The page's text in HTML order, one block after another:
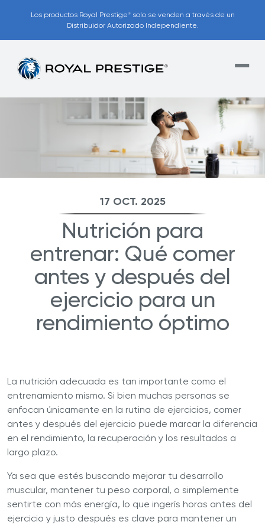
Los productos Royal Prestige®solo se venden a través de un
Distribuidor Autorizado Independiente.
17 OCT. 2025
Nutrición para
entrenar: Qué comer
antes y después del
ejercicio para un
rendimiento óptimo
La nutrición adecuada es tan importante como el
entrenamiento mismo. Si bien muchas personas se
enfocan únicamente en la rutina de ejercicios, comer
antes y después del ejercicio puede marcar la diferencia
en el rendimiento, la recuperación y los resultados a
largo plazo.
Ya sea que estés buscando mejorar tu desarrollo
muscular, mantener tu peso corporal, o simplemente
sentirte con más energía, lo que ingerís horas antes del
ejercicio y justo después es clave para mantener un